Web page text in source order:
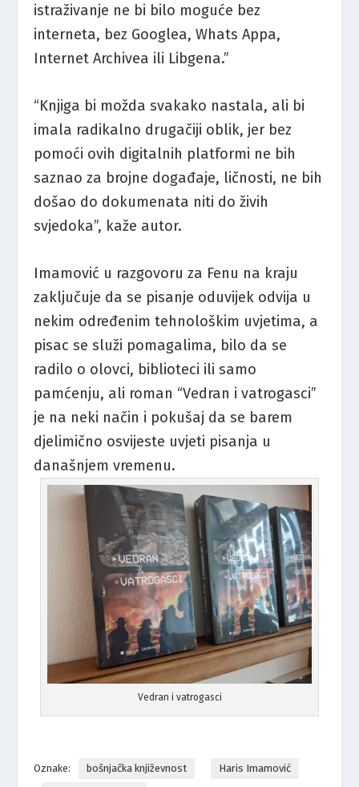
istraživanje ne bi bilo moguće bez
interneta, bez Googlea, Whats Appa,
Internet Archivea ili Libgena.”
“Knjiga bi možda svakako nastala, ali bi
imala radikalno drugačiji oblik, jer bez
pomoći ovih digitalnih platformi ne bih
saznao za brojne događaje, ličnosti, ne bih
došao do dokumenata niti do živih
svjedoka”, kaže autor.
Imamović u razgovoru za Fenu na kraju
zaključuje da se pisanje oduvijek odvija u
nekim određenim tehnološkim uvjetima, a
pisac se služi pomagalima, bilo da se
radilo o olovci, biblioteci ili samo
pamćenju, ali roman “Vedran i vatrogasci”
je na neki način i pokušaj da se barem
djelimično osvijeste uvjeti pisanja u
današnjem vremenu.
Vedran i vatrogasci
Oznake: bošnjačka književnost
Haris Imamović